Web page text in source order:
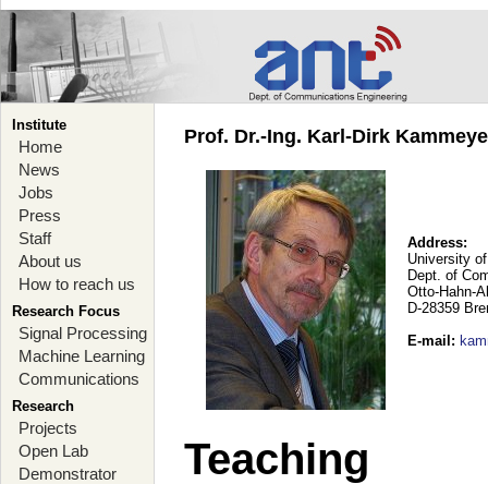
Institute
Home
News
Jobs
Press
Staff
About us
How to reach us
Research Focus
Signal Processing
Machine Learning
Communications
Research
Projects
Open Lab
Demonstrator
Prof. Dr.-Ing. Karl-Dirk
Address:
University
Dept. of
Otto-Hahn-
D-28359
E-mail :
Teaching